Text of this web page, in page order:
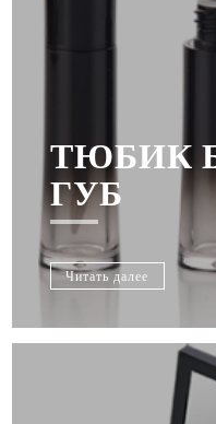
ТЮБИК
ГУБ
Читать далее